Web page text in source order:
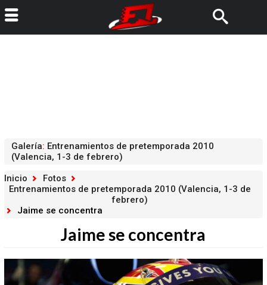
Galería: Entrenamientos de pretemporada 2010
(Valencia, 1-3 de febrero)
Inicio
Fotos
Entrenamientos de pretemporada 2010 (Valencia, 1-3 de
febrero)
Jaime se concentra
Jaime se concentra